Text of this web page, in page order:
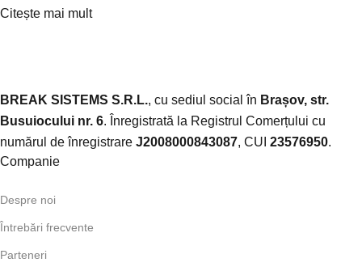
Citește mai mult
BREAK SISTEMS S.R.L., cu sediul social în Brașov, str.
Busuiocului nr. 6. Înregistrată la Registrul Comerțului cu
numărul de înregistrare J2008000843087, CUI 23576950.​
Companie
Despre noi
Întrebări frecvente
Parteneri